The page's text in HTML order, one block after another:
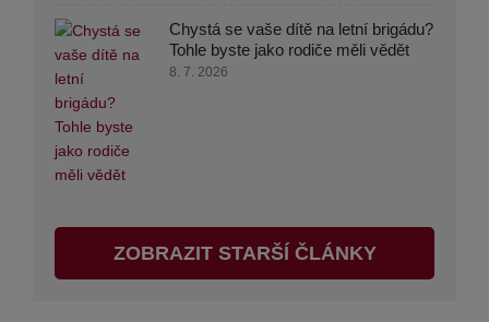
Chystá se vaše dítě na letní brigádu?
Tohle byste jako rodiče měli vědět
8. 7. 2026
ZOBRAZIT STARŠÍ ČLÁNKY